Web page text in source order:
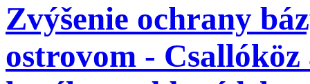
Zvýšenie ochrany
ostrovom -